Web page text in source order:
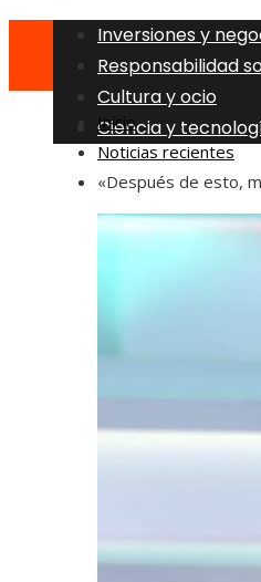
Inversiones y
Responsabilidad
Cultura y ocio
Ciencia y
Inicio
Noticias recientes
«Después de esto,